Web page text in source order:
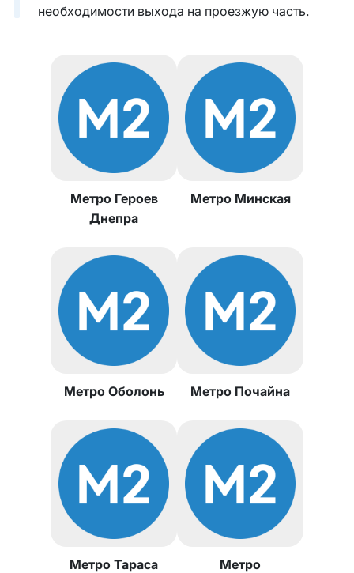
необходимости выхода на проезжую часть.
Метро Героев
Днепра
Метро Минская
Метро Оболонь Метро Почайна
Метро Тараса
Метро